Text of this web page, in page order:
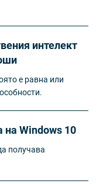
интелект
е равна или
Windows 10
получава